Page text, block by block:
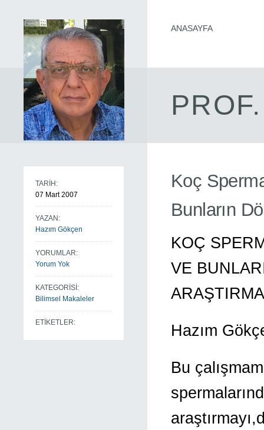
ANASAYFA
TARİH:
07 Mart 2007
YAZAN:
Hazım Gökçen
YORUMLAR:
Yorum Yok
KATEGORİSİ:
Bilimsel Makaleler
ETİKETLER:
Koç
Bunların
KOÇ
VE
Hazım
Bu